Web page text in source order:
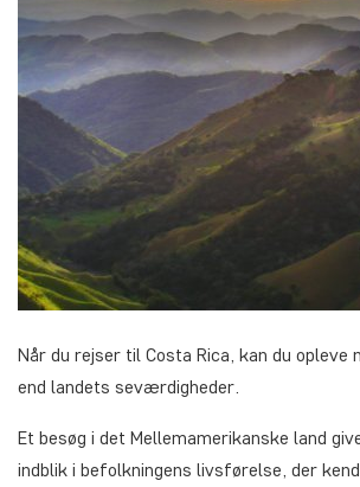
Når du rejser til Costa Rica, kan du opleve
end landets seværdigheder.
Et besøg i det Mellemamerikanske land
indblik i befolkningens livsførelse, der